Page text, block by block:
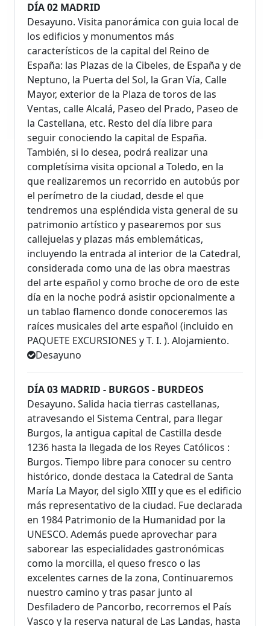
DÍA 02 MADRID
Desayuno. Visita panorámica con guia local de
los edificios y monumentos más
característicos de la capital del Reino de
España: las Plazas de la Cibeles, de España y de
Neptuno, la Puerta del Sol, la Gran Vía, Calle
Mayor, exterior de la Plaza de toros de las
Ventas, calle Alcalá, Paseo del Prado, Paseo de
la Castellana, etc. Resto del día libre para
seguir conociendo la capital de España.
También, si lo desea, podrá realizar una
completísima visita opcional a Toledo, en la
que realizaremos un recorrido en autobús por
el perímetro de la ciudad, desde el que
tendremos una espléndida vista general de su
patrimonio artístico y pasearemos por sus
callejuelas y plazas más emblemáticas,
incluyendo la entrada al interior de la Catedral,
considerada como una de las obra maestras
del arte español y como broche de oro de este
día en la noche podrá asistir opcionalmente a
un tablao flamenco donde conoceremos las
raíces musicales del arte español (incluido en
PAQUETE EXCURSIONES y T. I. ). Alojamiento.
Desayuno
DÍA 03 MADRID - BURGOS - BURDEOS
Desayuno. Salida hacia tierras castellanas,
atravesando el Sistema Central, para llegar
Burgos, la antigua capital de Castilla desde
1236 hasta la llegada de los Reyes Católicos :
Burgos. Tiempo libre para conocer su centro
histórico, donde destaca la Catedral de Santa
María La Mayor, del siglo XIII y que es el edificio
más representativo de la ciudad. Fue declarada
en 1984 Patrimonio de la Humanidad por la
UNESCO. Además puede aprovechar para
saborear las especialidades gastronómicas
como la morcilla, el queso fresco o las
excelentes carnes de la zona, Continuaremos
nuestro camino y tras pasar junto al
Desfiladero de Pancorbo, recorremos el País
Vasco y la reserva natural de Las Landas, hasta